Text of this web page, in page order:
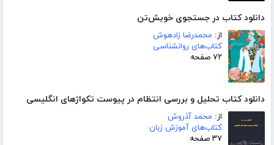
دانلود کتاب در جستجوی خویش‌تن
از: محمدرضا زادهوش
کتاب‌های روانشناسی
۷۲ صفحه
دانلود کتاب تحلیل و بررسی انتظام در پیوست تکواژهای انگلیسی
از: محمد آذروش
کتاب‌های آموزش زبان
۳۷ صفحه